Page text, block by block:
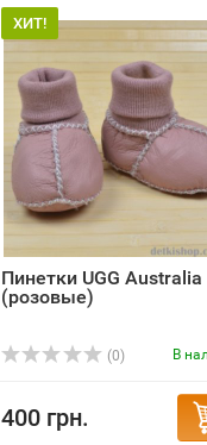
ХИТ!
Пинетки UGG Australia
(розовые)
(0) В
400 грн.